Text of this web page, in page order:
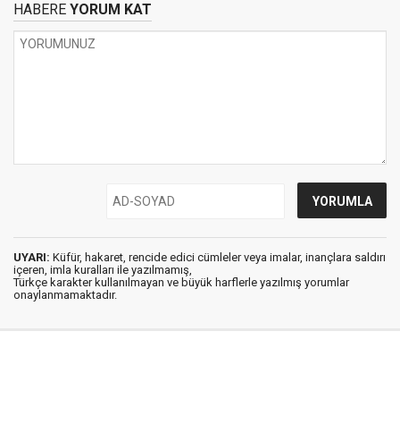
HABERE YORUM KAT
UYARI: Küfür, hakaret, rencide edici cümleler veya imalar, inançlara saldırı
içeren, imla kuralları ile yazılmamış,
Türkçe karakter kullanılmayan ve büyük harflerle yazılmış yorumlar
onaylanmamaktadır.